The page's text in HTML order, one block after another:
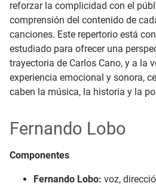
reforzar la complicidad con el
comprensión del contenido de
canciones. Este repertorio está
estudiado para ofrecer una
trayectoria de Carlos Cano, y a la
experiencia emocional y sonora,
caben la música, la historia y la
Fernando Lobo
Componentes
Fernando Lobo: voz,